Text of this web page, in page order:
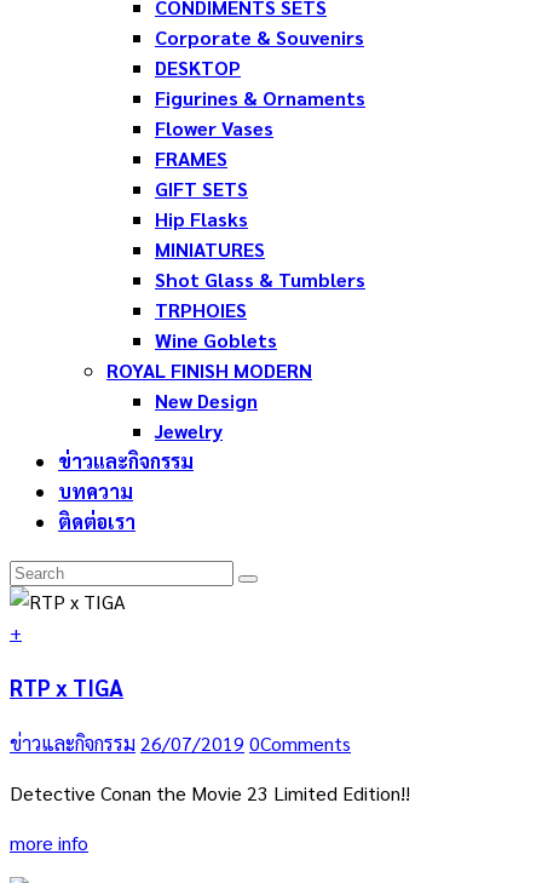
CONDIMENTS SETS
Corporate & Souvenirs
DESKTOP
Figurines & Ornaments
Flower Vases
FRAMES
GIFT SETS
Hip Flasks
MINIATURES
Shot Glass & Tumblers
TRPHOIES
Wine Goblets
ROYAL FINISH MODERN
New Design
Jewelry
ข่าวและกิจกรรม
บทความ
ติดต่อเรา
+
RTP x TIGA
ข่าวและกิจกรรม 26/07/2019 0Comments
Detective Conan the Movie 23 Limited Edition!!
more info